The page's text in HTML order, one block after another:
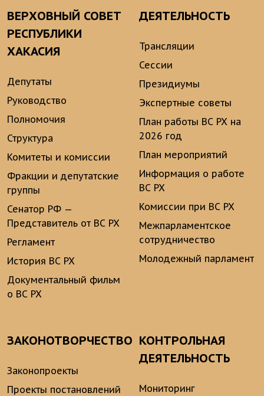
ВЕРХОВНЫЙ СОВЕТ
РЕСПУБЛИКИ
ХАКАСИЯ
Депутаты
Руководство
Полномочия
Структура
Комитеты и комиссии
Фракции и депутатские
группы
Сенатор РФ —
Представитель от ВС РХ
Регламент
История ВС РХ
Документальный фильм
о ВС РХ
ДЕЯТЕЛЬНОСТЬ
Трансляции
Сессии
Президиумы
Экспертные советы
План работы ВС РХ на
2026 год
План мероприятий
Информация о работе
ВС РХ
Комиссии при ВС РХ
Межпарламентское
сотрудничество
Молодежный парламент
ЗАКОНОТВОРЧЕСТВО
Законопроекты
Проекты постановлений
КОНТРОЛЬНАЯ
ДЕЯТЕЛЬНОСТЬ
Мониторинг